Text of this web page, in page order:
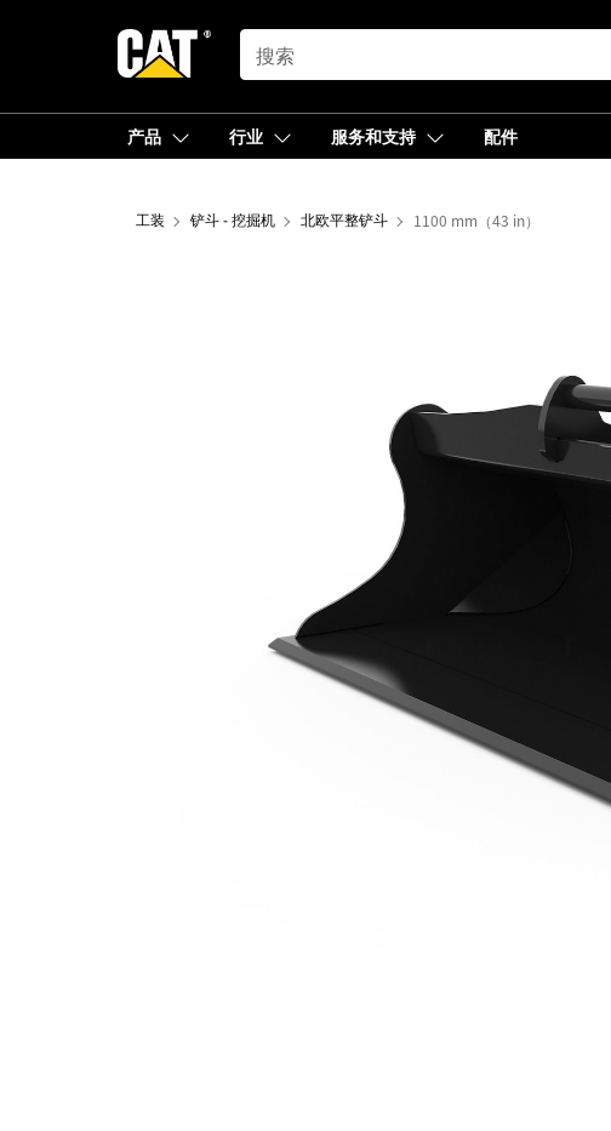
SEARCH
产品 行业 服务和支持 配件
工装 铲斗 - 挖掘机 北欧平整铲斗 1100 mm（43 in）